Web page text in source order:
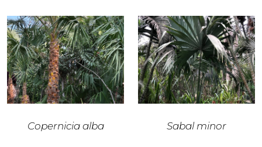
Copernicia alba Sabal minor